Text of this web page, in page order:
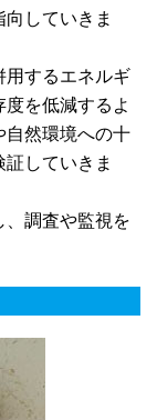
していきま
用するエネルギ
を低減するよ
自然環境への十
していきま
、調査や監視を